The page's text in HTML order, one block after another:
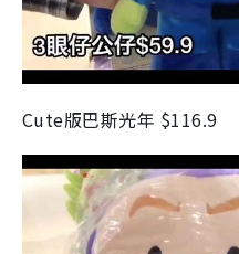
Cute版巴斯光年 $116.9